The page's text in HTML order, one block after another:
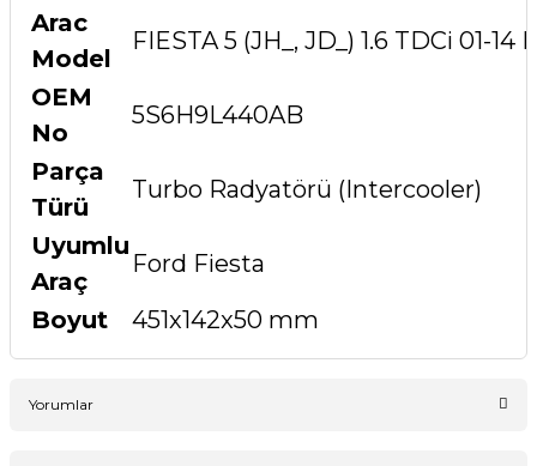
Arac
Model
FIESTA 5 (JH_, JD_) 1.6 TDCi 01-
OEM
No
5S6H9L440AB
Parça
Türü
Turbo Radyatörü (Intercooler)
Uyumlu
Araç
Ford Fiesta
Boyut
451x142x50 mm
Yorumlar